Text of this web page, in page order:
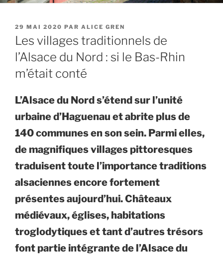
PUBLIÉ
LE
29 MAI 2020 PAR ALICE GREN
Les villages traditionnels de
l’Alsace du Nord : si le Bas-Rhin
m’était conté
L’Alsace du Nord s’étend sur l’unité
urbaine d’Haguenau et abrite plus de
140 communes en son sein. Parmi elles,
de magnifiques villages pittoresques
traduisent toute l’importance traditions
alsaciennes encore fortement
présentes aujourd’hui. Châteaux
médiévaux, églises, habitations
troglodytiques et tant d’autres trésors
font partie intégrante de l’Alsace du